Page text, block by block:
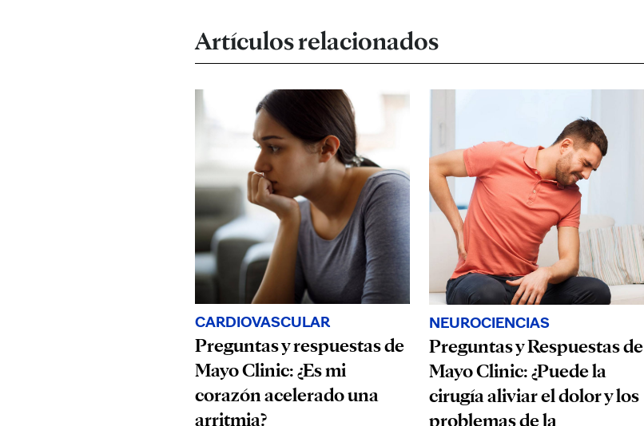
Artículos relacionados
CARDIOVASCULAR
Preguntas y respuestas de
Mayo Clinic: ¿Es mi
corazón acelerado una
arritmia?
NEUROCIENCIAS
Preguntas y Respuestas de
Mayo Clinic: ¿Puede la
cirugía aliviar el dolor y los
problemas de la